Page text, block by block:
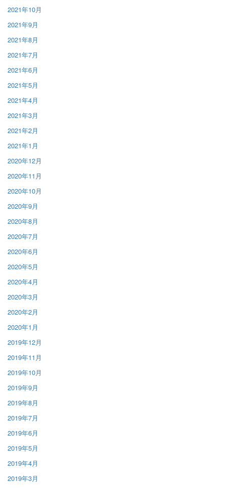
2021年10月
2021年9月
2021年8月
2021年7月
2021年6月
2021年5月
2021年4月
2021年3月
2021年2月
2021年1月
2020年12月
2020年11月
2020年10月
2020年9月
2020年8月
2020年7月
2020年6月
2020年5月
2020年4月
2020年3月
2020年2月
2020年1月
2019年12月
2019年11月
2019年10月
2019年9月
2019年8月
2019年7月
2019年6月
2019年5月
2019年4月
2019年3月